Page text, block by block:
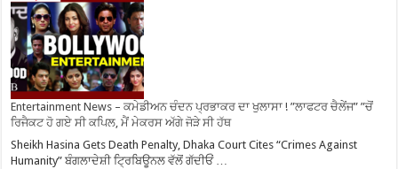
Entertainment News – ਕਮੇਡੀਅਨ ਚੰਦਨ ਪ੍ਰਭਾਕਰ ਦਾ ਖੁਲਾਸਾ ! ”ਲਾਫਟਰ ਚੈਲੇਂਜ” ”ਚੋਂ
ਰਿਜੈਕਟ ਹੋ ਗਏ ਸੀ ਕਪਿਲ, ਮੈਂ ਮੇਕਰਸ ਅੱਗੇ ਜੋੜੇ ਸੀ ਹੱਥ
Sheikh Hasina Gets Death Penalty, Dhaka Court Cites “Crimes Against
Humanity” ਬੰਗਲਾਦੇਸ਼ੀ ਟ੍ਰਿਬਿਊਨਲ ਵੱਲੋਂ ਗੱਦੀਓਂ …